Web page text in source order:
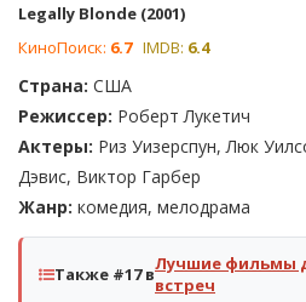
Legally Blonde (2001)
КиноПоиск: 6.7 IMDB: 6.4
Страна: США
Режиссер: Роберт Лукетич
Актеры: Риз Уизерспун, Люк
Дэвис, Виктор Гарбер
Жанр: комедия, мелодрама
Также #17 вЛучшие фильмы
встреч